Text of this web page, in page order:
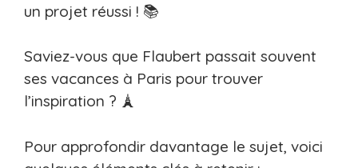
un projet réussi ! 📚
Saviez-vous que Flaubert passait souvent
ses vacances à Paris pour trouver
l’inspiration ? 🗼
Pour approfondir davantage le sujet, voici